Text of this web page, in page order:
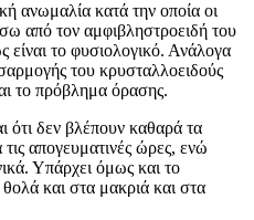
ανωμαλία κατά την οποία οι
από τον αμφιβληστροειδή του
το φυσιολογικό. Ανάλογα
του κρυσταλλοειδούς
το πρόβλημα όρασης.
ότι δεν βλέπουν καθαρά τα
τις απογευματινές ώρες, ενώ
Υπάρχει όμως και το
και στα μακριά και στα